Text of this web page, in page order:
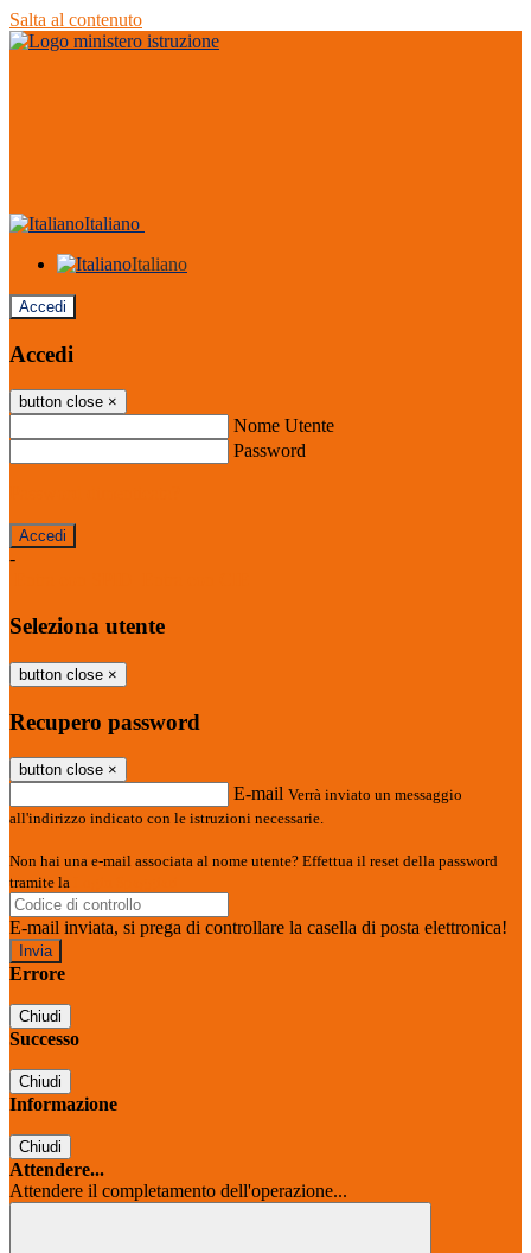
Salta al contenuto
Italiano
Italiano
Accedi
Accedi
button close ×
Nome Utente
Password
-
Seleziona utente
button close ×
Recupero password
button close ×
E-mail Verrà inviato un messaggio
all'indirizzo indicato con le istruzioni necessarie.
Non hai una e-mail associata al nome utente? Effettua il reset della password
tramite la
E-mail inviata, si prega di controllare la casella di posta elettronica!
Errore
Chiudi
Successo
Chiudi
Informazione
Chiudi
Attendere...
Attendere il completamento dell'operazione...